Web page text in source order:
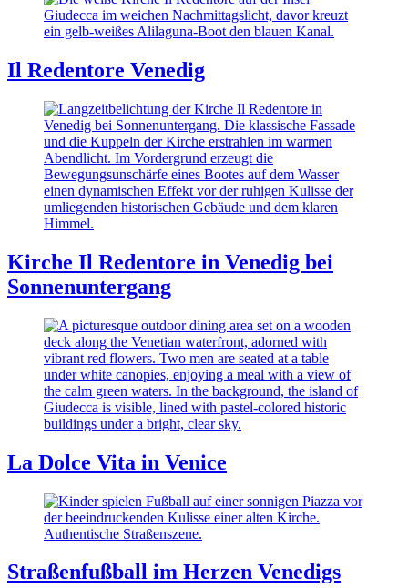
Il Redentore Venedig
Kirche Il Redentore in Venedig bei
Sonnenuntergang
La Dolce Vita in Venice
Straßenfußball im Herzen Venedigs